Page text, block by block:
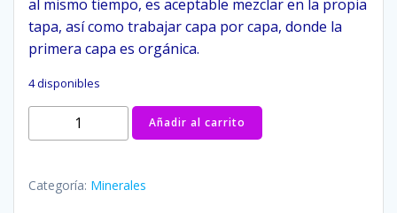
al mismo tiempo, es aceptable mezclar en la propia
tapa, así como trabajar capa por capa, donde la
primera capa es orgánica.
4 disponibles
No.
Mineral
Añadir al carrito
Categoría: Minerales